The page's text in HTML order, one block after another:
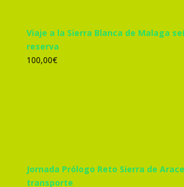
Viaje a la Sierra Blanca de Malaga
reserva
100,00€
Jornada Prólogo Reto Sierra de
transporte